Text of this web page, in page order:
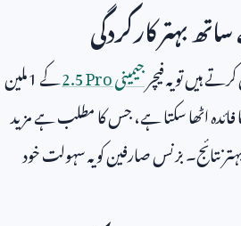
بہتر کارکردگی
ہیں تو یہ فیچرجیمینی2.5 Proکے1ملین
فائدہ اٹھا سکتا ہے، جس کا مطلب ہے مزید
نتائج۔ بزنس صارفین کو یہ سہولت خود